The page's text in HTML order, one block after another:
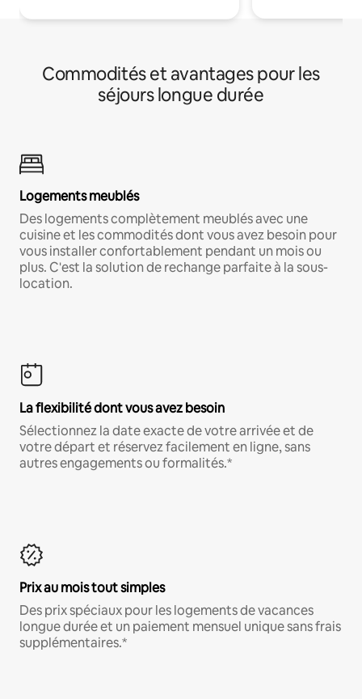
Commodités et avantages pour les
séjours longue durée
Logements meublés
Des logements complètement meublés avec une
cuisine et les commodités dont vous avez besoin pour
vous installer confortablement pendant un mois ou
plus. C'est la solution de rechange parfaite à la sous-
location.
La flexibilité dont vous avez besoin
Sélectionnez la date exacte de votre arrivée et de
votre départ et réservez facilement en ligne, sans
autres engagements ou formalités.*
Prix au mois tout simples
Des prix spéciaux pour les logements de vacances
longue durée et un paiement mensuel unique sans frais
supplémentaires.*